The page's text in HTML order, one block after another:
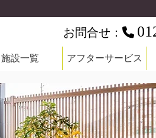
お問合せ：
施設一覧 アフターサービス